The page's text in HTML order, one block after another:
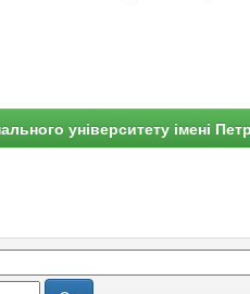
університету імені